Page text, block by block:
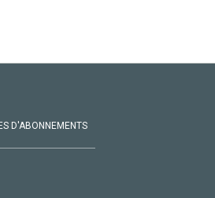
D'ABONNEMENTS